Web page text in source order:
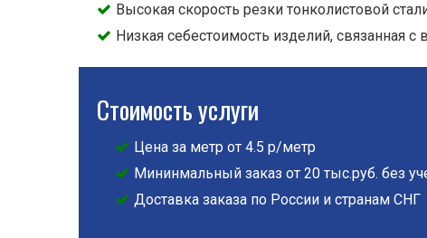
Высокая скорость резки тонколистовой
Низкая себестоимость изделий, связанная
Стоимость услуги
Цена за метр от 4.5 р/метр
Мининмальный заказ от 20 тыс.руб. без
Доставка заказа по России и странам СНГ